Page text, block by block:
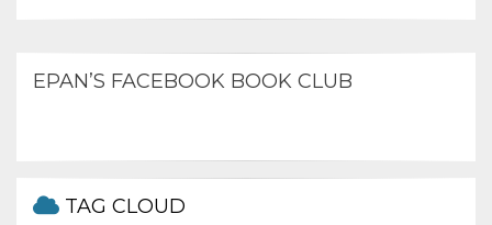
EPAN’S FACEBOOK BOOK CLUB
TAG CLOUD